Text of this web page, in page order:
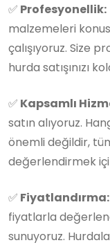
✅ Profesyonellik:
malzemeleri
çalışıyoruz. Size
hurda satışınızı
✅ Kapsamlı
satın alıyoruz.
önemli değildir,
değerlendirmek
✅ Fiyatlandırma:
fiyatlarla
sunuyoruz.